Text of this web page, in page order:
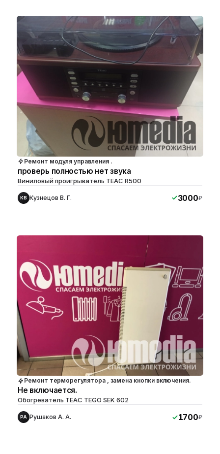
Ремонт модуля управления .
проверь полностью нет звука
Виниловый проигрыватель TEAC R500
КВ Кузнецов В. Г. 3000₽
Ремонт терморегулятора , замена кнопки включения.
Не включается.
Обогреватель TEAC TEGO SEK 602
РА Рушаков А. А. 1700₽